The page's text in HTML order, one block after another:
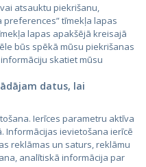
CVbankas.lt
atsauktu piekrišanu,
preferences” tīmekļa lapas
lapas apakšējā kreisajā
būs spēkā mūsu piekrišanas
skatiet mūsu
datus, lai
Ierīces parametru aktīva
Informācijas ievietošana ierīcē
reklāmas un saturs, reklāmu
analītiskā informācija par